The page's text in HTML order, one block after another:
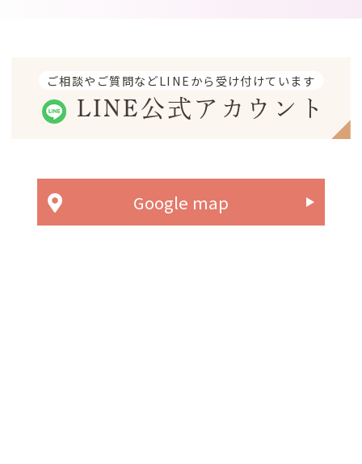
ご相談やご質問などLINEから受け付けています
LINE公式アカウント
Google map